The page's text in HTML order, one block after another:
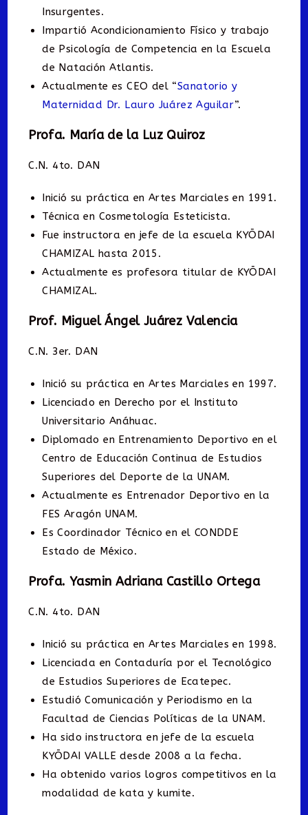
Insurgentes.
Impartió Acondicionamiento Físico y trabajo
de Psicología de Competencia en la Escuela
de Natación Atlantis.
Actualmente es CEO del “Sanatorio y
Maternidad Dr. Lauro Juárez Aguilar”.
Profa. María de la Luz Quiroz
C.N. 4to. DAN
Inició su práctica en Artes Marciales en 1991.
Técnica en Cosmetología Esteticista.
Fue instructora en jefe de la escuela KYŌDAI
CHAMIZAL hasta 2015.
Actualmente es profesora titular de KYŌDAI
CHAMIZAL.
Prof. Miguel Ángel Juárez Valencia
C.N. 3er. DAN
Inició su práctica en Artes Marciales en 1997.
Licenciado en Derecho por el Instituto
Universitario Anáhuac.
Diplomado en Entrenamiento Deportivo en el
Centro de Educación Continua de Estudios
Superiores del Deporte de la UNAM.
Actualmente es Entrenador Deportivo en la
FES Aragón UNAM.
Es Coordinador Técnico en el CONDDE
Estado de México.
Profa. Yasmin Adriana Castillo Ortega
C.N. 4to. DAN
Inició su práctica en Artes Marciales en 1998.
Licenciada en Contaduría por el Tecnológico
de Estudios Superiores de Ecatepec.
Estudió Comunicación y Periodismo en la
Facultad de Ciencias Políticas de la UNAM.
Ha sido instructora en jefe de la escuela
KYŌDAI VALLE desde 2008 a la fecha.
Ha obtenido varios logros competitivos en la
modalidad de kata y kumite.